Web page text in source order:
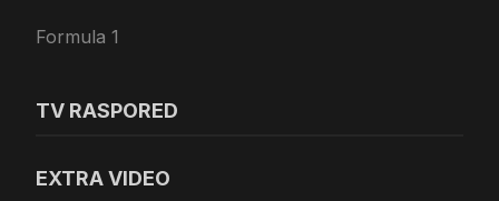
Formula 1
TV RASPORED
EXTRA VIDEO